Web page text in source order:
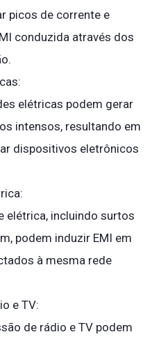
picos de corrente e
conduzida através dos
elétricas podem gerar
intensos, resultando em
dispositivos eletrônicos
elétrica, incluindo surtos
podem induzir EMI em
à mesma rede
e TV:
de rádio e TV podem